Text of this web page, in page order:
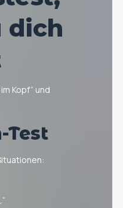
dich
Kopf“ und
Test